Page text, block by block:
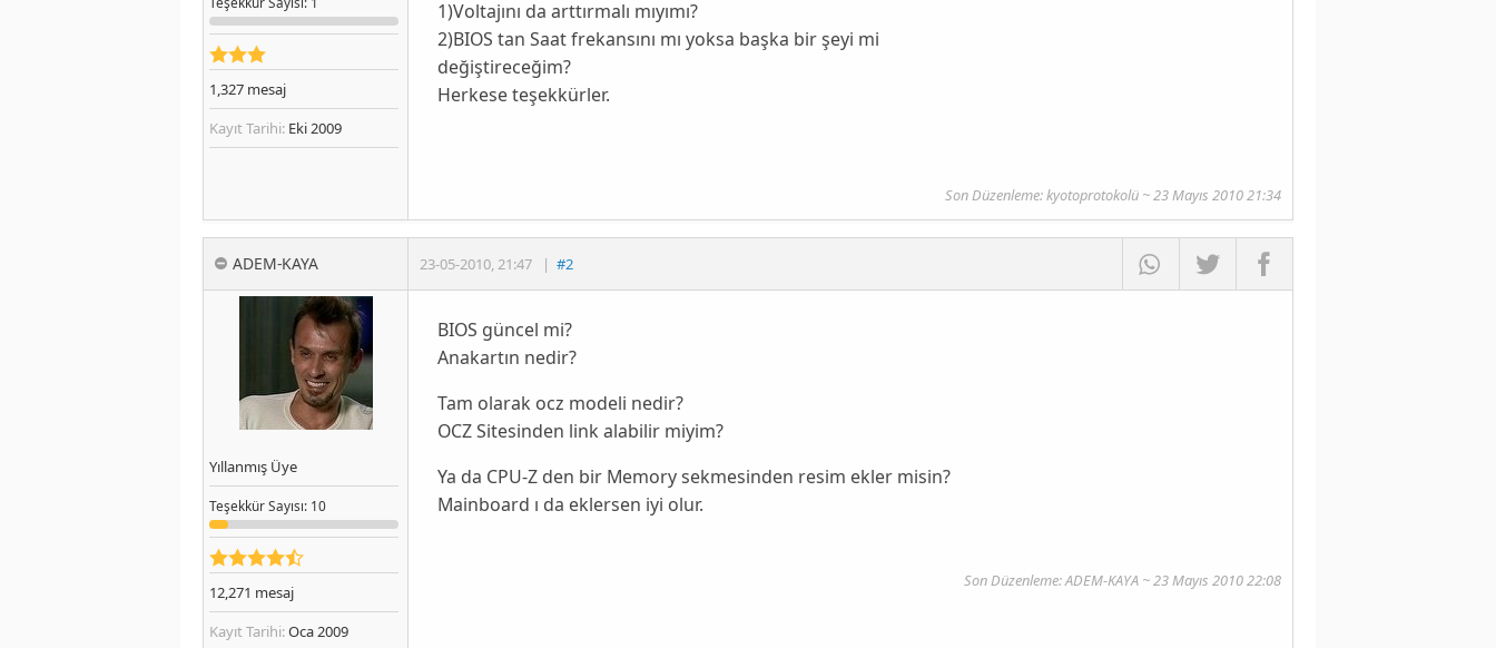
1,327 mesaj
Kayıt Tarihi: Eki 2009
1)Voltajını da arttırmalı mıyımı?
2)BIOS tan Saat frekansını mı yoksa başka bir şeyi mi
değiştireceğim?
Herkese teşekkürler.
Son Düzenleme:kyotoprotokolü ~ 23 Mayıs 2010 21:34
ADEM-KAYA 23-05-2010,21:47 | #2
Yıllanmış Üye
TeşekkürSayısı: 10
12,271 mesaj
Kayıt Tarihi:Oca 2009
BIOS güncel mi?
Anakartın nedir?
Tam olarak ocz modeli nedir?
OCZ Sitesinden link alabilir miyim?
Ya da CPU-Z den bir Memory sekmesinden resim ekler misin?
Mainboard ı da eklersen iyi olur.
Son Düzenleme: ADEM-KAYA ~ 23 Mayıs 2010 22:08